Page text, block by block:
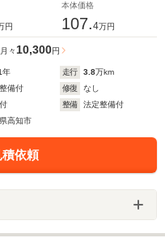
円
本体価格
107.4万円
月々 10,300円
年 走行 3.8万km
備付 修復
なし
整備
法定整備付
高知市
依頼